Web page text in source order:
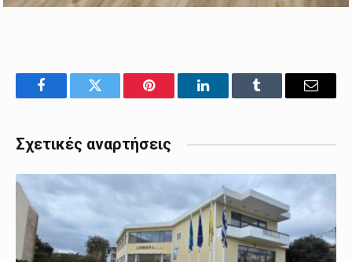
FacebookTwitter Pinterest LinkedInTumblr Email
Σχετικές αναρτήσεις